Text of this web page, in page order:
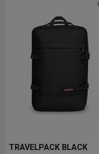
TRAVELPACK BLACK